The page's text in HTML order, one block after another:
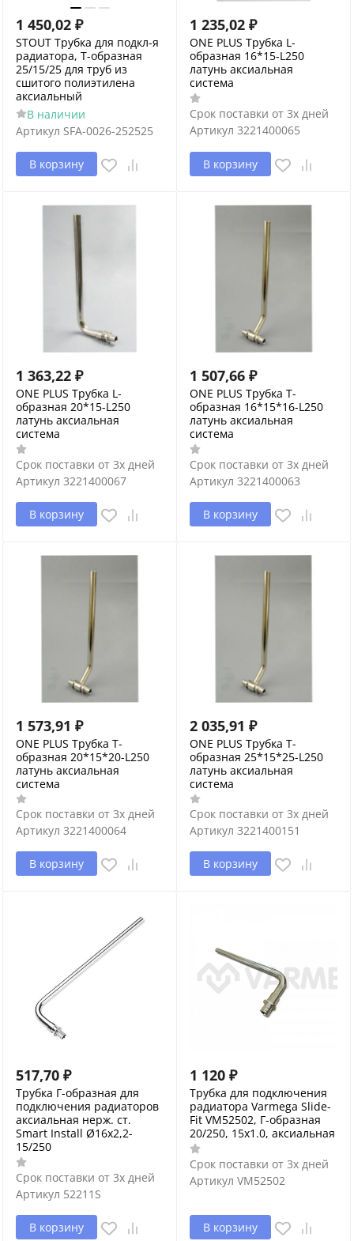
1 450,02 ₽
STOUT Трубка для подкл-я
радиатора, Т-образная
25/15/25 для труб из
сшитого полиэтилена
аксиальный
В наличии
Артикул SFA-0026-252525
В корзину
1 235,02 ₽
ONE PLUS Трубка L-
образная 16*15-L250
латунь аксиальная
система
Срок поставки от 3х дней
Артикул 3221400065
В корзину
1 363,22 ₽
ONE PLUS Трубка L-
образная 20*15-L250
латунь аксиальная
система
Срок поставки от 3х дней
Артикул 3221400067
В корзину
1 507,66 ₽
ONE PLUS Трубка Т-
образная 16*15*16-L250
латунь аксиальная
система
Срок поставки от 3х дней
Артикул 3221400063
В корзину
1 573,91 ₽
ONE PLUS Трубка Т-
образная 20*15*20-L250
латунь аксиальная
система
Срок поставки от 3х дней
Артикул 3221400064
В корзину
2 035,91 ₽
ONE PLUS Трубка Т-
образная 25*15*25-L250
латунь аксиальная
система
Срок поставки от 3х дней
Артикул 3221400151
В корзину
517,70 ₽
Трубка Г-образная для
подключения радиаторов
аксиальная нерж. ст.
Smart Install Ø16x2,2-
15/250
Срок поставки от 3х дней
Артикул 52211S
В корзину
1 120 ₽
Трубка для подключения
радиатора Varmega Slide-
Fit VM52502, Г-образная
20/250, 15х1.0, аксиальная
Срок поставки от 3х дней
Артикул VM52502
В корзину